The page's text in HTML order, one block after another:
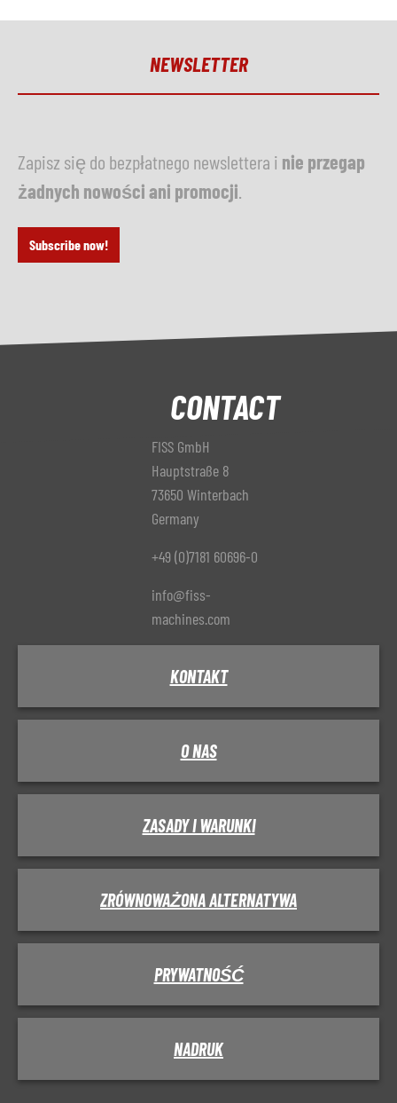
NEWSLETTER
Zapisz się do bezpłatnego newslettera i nie przegap
żadnych nowości ani promocji
Subscribe now!
CONTACT
FISS GmbH
Hauptstraße 8
73650 Winterbach
Germany
+49 (0)7181 60696-0
info@fiss-
machines.com
KONTAKT
O NAS
ZASADY I WARUNKI
ZRÓWNOWAŻONA ALTERNATYWA
PRYWATNOŚĆ
NADRUK